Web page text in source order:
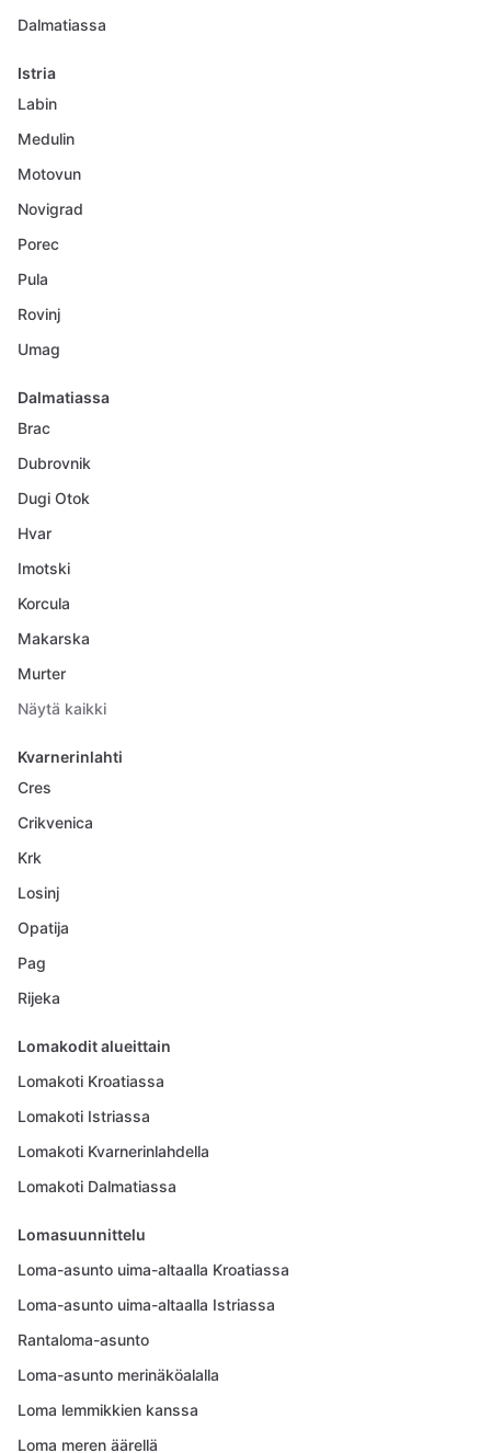
Dalmatiassa
Istria
Labin
Medulin
Motovun
Novigrad
Porec
Pula
Rovinj
Umag
Dalmatiassa
Brac
Dubrovnik
Dugi Otok
Hvar
Imotski
Korcula
Makarska
Murter
Näytä kaikki
Kvarnerinlahti
Cres
Crikvenica
Krk
Losinj
Opatija
Pag
Rijeka
Lomakodit alueittain
Lomakoti Kroatiassa
Lomakoti Istriassa
Lomakoti Kvarnerinlahdella
Lomakoti Dalmatiassa
Lomasuunnittelu
Loma-asunto uima-altaalla Kroatiassa
Loma-asunto uima-altaalla Istriassa
Rantaloma-asunto
Loma-asunto merinäköalalla
Loma lemmikkien kanssa
Loma meren äärellä